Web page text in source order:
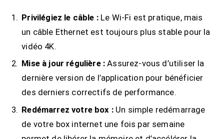
Privilégiez le câble :Le Wi-Fi est pratique, mais
un câble Ethernet est toujours plus stable pour la
vidéo 4K.
Mise à jour régulière : Assurez-vous d’utiliser la
dernière version de l’application pour bénéficier
des derniers correctifs de performance.
Redémarrez votre box :Un simple redémarrage
de votre box internet une fois par semaine